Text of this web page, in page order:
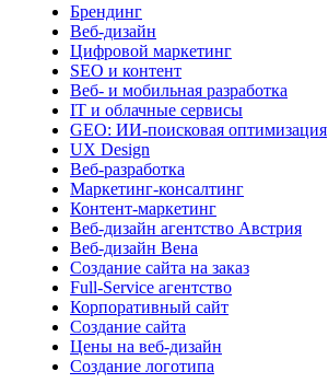
Брендинг
Веб-дизайн
Цифровой маркетинг
SEO и контент
Веб- и мобильная разработка
IT и облачные сервисы
GEO: ИИ-поисковая оптимизация
UX Design
Веб-разработка
Маркетинг-консалтинг
Контент-маркетинг
Веб-дизайн агентство Австрия
Веб-дизайн Вена
Создание сайта на заказ
Full-Service агентство
Корпоративный сайт
Создание сайта
Цены на веб-дизайн
Создание логотипа